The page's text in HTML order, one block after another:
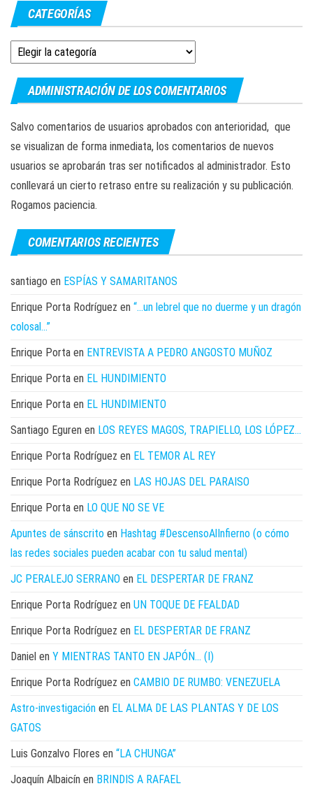
entradas
CATEGORÍAS
Categorías
ADMINISTRACIÓN DE LOS COMENTARIOS
Salvo comentarios de usuarios aprobados con anterioridad, que
se visualizan de forma inmediata, los comentarios de nuevos
usuarios se aprobarán tras ser notificados al administrador. Esto
conllevará un cierto retraso entre su realización y su publicación.
Rogamos paciencia.
COMENTARIOS RECIENTES
santiago en ESPÍAS Y SAMARITANOS
Enrique Porta Rodríguez en “…un lebrel que no duerme y un dragón
colosal…”
Enrique Porta en ENTREVISTA A PEDRO ANGOSTO MUÑOZ
Enrique Porta en EL HUNDIMIENTO
Enrique Porta en EL HUNDIMIENTO
Santiago Eguren en LOS REYES MAGOS, TRAPIELLO, LOS LÓPEZ…
Enrique Porta Rodríguez en EL TEMOR AL REY
Enrique Porta Rodríguez en LAS HOJAS DEL PARAISO
Enrique Porta en LO QUE NO SE VE
Apuntes de sánscrito en Hashtag #DescensoAlInfierno (o cómo
las redes sociales pueden acabar con tu salud mental)
JC PERALEJO SERRANO en EL DESPERTAR DE FRANZ
Enrique Porta Rodríguez en UN TOQUE DE FEALDAD
Enrique Porta Rodríguez en EL DESPERTAR DE FRANZ
Daniel en Y MIENTRAS TANTO EN JAPÓN… (I)
Enrique Porta Rodríguez en CAMBIO DE RUMBO: VENEZUELA
Astro-investigación en EL ALMA DE LAS PLANTAS Y DE LOS
GATOS
Luis Gonzalvo Flores en “LA CHUNGA”
Joaquín Albaicín en BRINDIS A RAFAEL